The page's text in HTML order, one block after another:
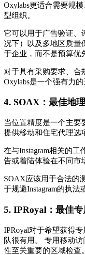
Oxylabs更适合需要规
型组织。
它可以用于广告验证、
况下）以及多地区质量
于企业，而不是预算优
对于具有采购要求、合
Oxylabs是一个强有力的
4. SOAX：最佳地
当位置精度是一个主要
提供移动和住宅代理选
在与Instagram相关的
告或着陆体验在不同市
SOAX应该用于合法的
于规避Instagram的执法
5. IPRoyal：最佳
IPRoyal对于希望获得
队很有用。 专用移动
性至关重要的区域检查